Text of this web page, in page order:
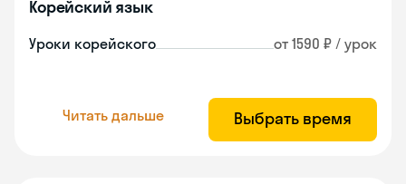
Корейский язык
Уроки корейского от 1590 ₽ / урок
Читать дальше Выбрать время